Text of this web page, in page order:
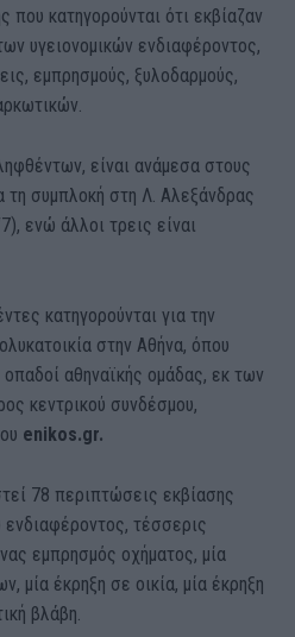
που κατηγορούνται ότι εκβίαζαν
υγειονομικών ενδιαφέροντος,
εμπρησμούς, ξυλοδαρμούς,
είναι ανάμεσα στους
τη συμπλοκή στη Λ. Αλεξάνδρας
ενώ άλλοι τρεις είναι
κατηγορούνται για την
στην Αθήνα, όπου
αθηναϊκής ομάδας, εκ των
κεντρικού συνδέσμου,
enikos.gr.
78 περιπτώσεις εκβίασης
ενδιαφέροντος, τέσσερις
εμπρησμός οχήματος, μία
μία έκρηξη σε οικία, μία έκρηξη
βλάβη.